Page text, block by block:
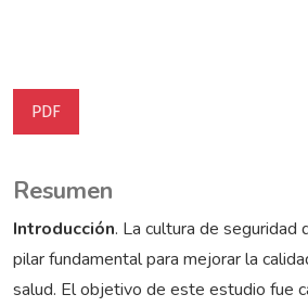
PDF
Resumen
Introducción. La cultura de seguridad
pilar fundamental para mejorar la
salud. El objetivo de este estudio fue